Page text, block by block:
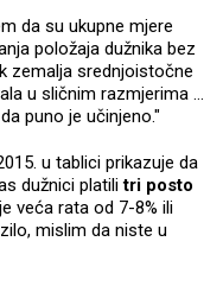
da su ukupne mjere
položaja dužnika bez
zemalja srednjoistočne
u sličnim razmjerima …
puno je učinjeno."
u tablici prikazuje da
dužnici platilitri posto
veća rata od 7-8% ili
mislim da niste u